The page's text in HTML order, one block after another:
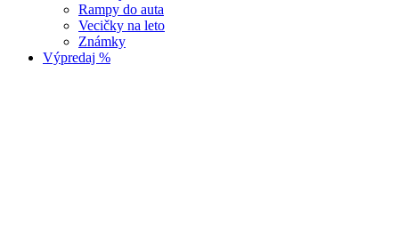
Rampy do auta
Vecičky na leto
Známky
Výpredaj %